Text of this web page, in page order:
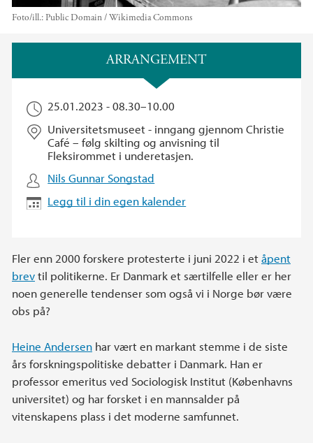
Foto/ill.: Public Domain / Wikimedia Commons
ARRANGEMENT
25.01.2023 -08.30–10.00
Universitetsmuseet - inngang gjennom Christie
Café – følg skilting og anvisning til
Fleksirommet i underetasjen.
Nils Gunnar Songstad
Legg til i din egen kalender
Fler enn 2000 forskere protesterte i juni 2022 i etåpent
brevtil politikerne. Er Danmark et særtilfelle eller er her
noen generelle tendenser som også vi i Norge bør være
obs på?
Heine Andersen har vært en markant stemme i de siste
års forskningspolitiske debatter i Danmark. Han er
professor emeritus ved Sociologisk Institut (Københavns
universitet) og har forsket i en mannsalder på
vitenskapens plass i det moderne samfunnet.